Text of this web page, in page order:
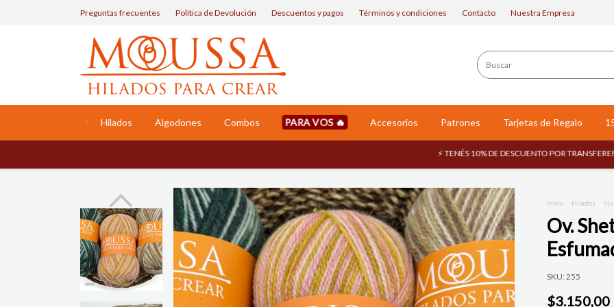
Preguntas frecuentes Política de Devolución Descuentos y pagos Términos y condiciones Contacto Nuestra Empresa
Hilados Algodones Combos PARA VOS Accesorios Patrones Tarjetas de Regalo
⚡ TENÉS 10% DE DESCUENTO POR TRANSFERENCIA ⚡
Inicio Hilados
Ov.
SKU: 255
$3.150,00